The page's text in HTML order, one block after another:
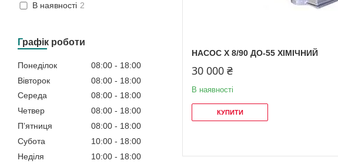
В наявності 2
Графік роботи
Понеділок 08:00
18:00
Вівторок
08:00
18:00
Середа
08:00
18:00
Четвер
08:00
18:00
Пʼятниця
08:00
18:00
Субота
10:00
18:00
Неділя
10:00 18:00
НАСОС Х 8/90 ДО-55 ХІМІЧНИЙ
30 000 ₴
В наявності
КУПИТИ